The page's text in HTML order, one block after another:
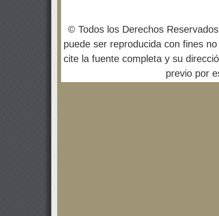
© Todos los Derechos
puede ser reproducida con fines
cite la fuente completa y su
previo por